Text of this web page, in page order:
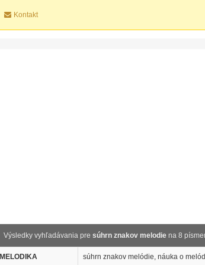
Kontakt
Výsledky vyhľadávania pre súhrn znakov melodiena 8
MELODIKA súhrn znakov melódie, náuka o